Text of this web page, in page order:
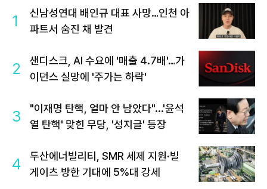
1
신남성연대 배인규 대표 사망…인천 아
파트서 숨진 채 발견
2
샌디스크, AI 수요에 '매출 4.7배'…가
이던스 실망에 '주가는 하락'
3
"이재명 탄핵, 얼마 안 남았다"...'윤석
열 탄핵' 맞힌 무당, '성지글' 등장
4
두산에너빌리티, SMR 세제 지원·빌
게이츠 방한 기대에 5%대 강세